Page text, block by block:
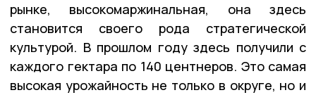
рынке, высокомаржинальная, она здесь
становится своего рода стратегической
культурой. В прошлом году здесь получили с
каждого гектара по 140 центнеров. Это самая
высокая урожайность не только в округе, но и